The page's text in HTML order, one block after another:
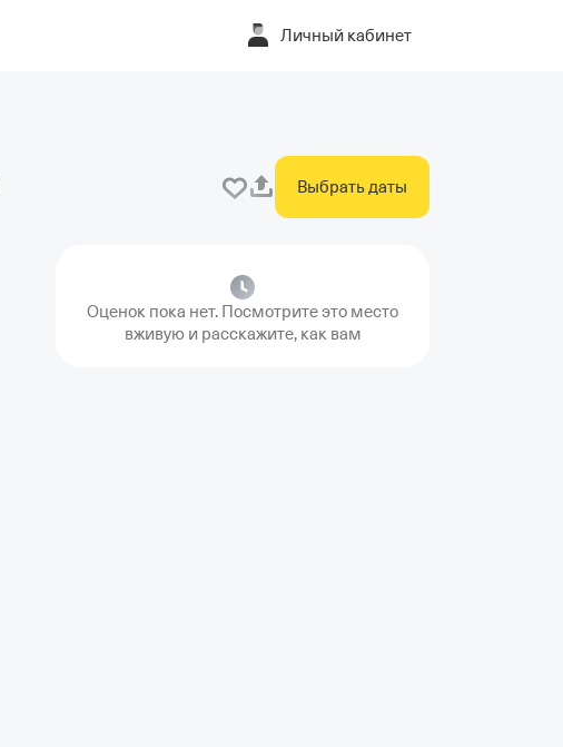
Личный кабинет
Выбрать даты
Оценок пока нет. Посмотрите это место
вживую и расскажите, как вам